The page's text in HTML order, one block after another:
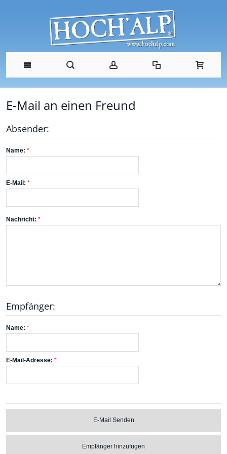
E-Mail an einen Freund
Absender:
Name:
E-Mail:
Nachricht:
Empfänger:
Name:
E-Mail-Adresse:
E-Mail Senden
Empfänger hinzufügen